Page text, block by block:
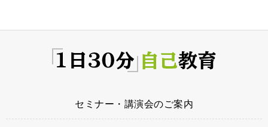
セミナー・講演会のご案内